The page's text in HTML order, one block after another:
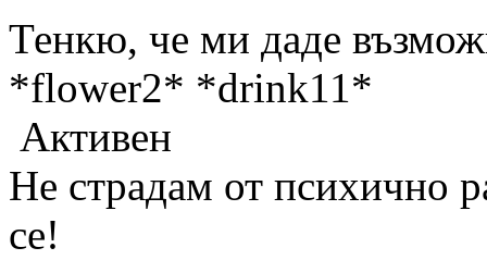
Тенкю, че ми даде
*flower2* *drink11*
Активен
Не страдам от психично
се!